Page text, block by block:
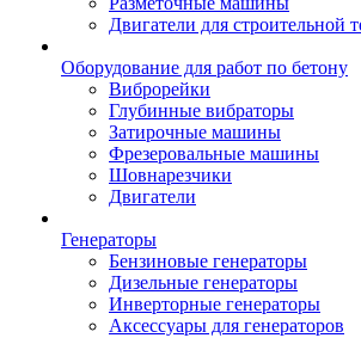
Двигатели для строительной
Оборудование для работ по бетону
Виброрейки
Глубинные вибраторы
Затирочные машины
Фрезеровальные машины
Шовнарезчики
Двигатели
Генераторы
Бензиновые генераторы
Дизельные генераторы
Инверторные генераторы
Аксессуары для генераторов